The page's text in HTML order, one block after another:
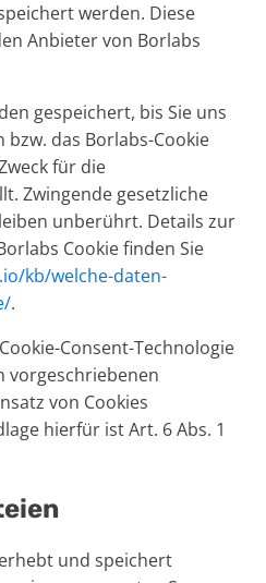
werden. Diese
Anbieter von Borlabs
gespeichert, bis Sie uns
das Borlabs-Cookie
für die
Zwingende gesetzliche
unberührt. Details zur
Cookie finden Sie
kb/welche-daten-
.
Consent-Technologie
vorgeschriebenen
von Cookies
hierfür ist Art. 6 Abs. 1
und speichert